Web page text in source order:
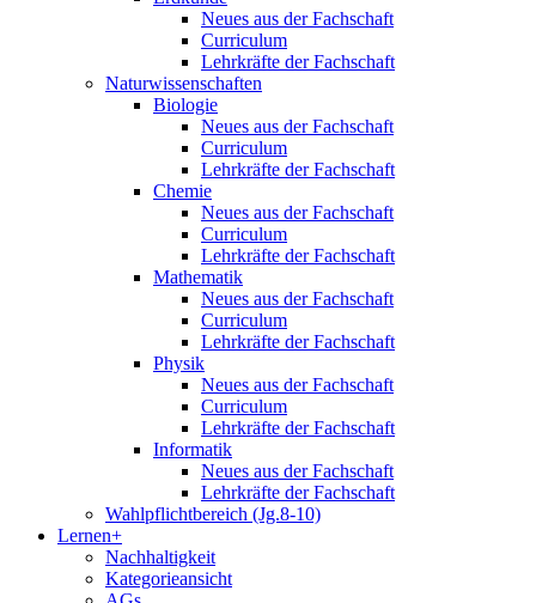
Neues aus der Fachschaft
Curriculum
Lehrkräfte der Fachschaft
Naturwissenschaften
Biologie
Neues aus der Fachschaft
Curriculum
Lehrkräfte der Fachschaft
Chemie
Neues aus der Fachschaft
Curriculum
Lehrkräfte der Fachschaft
Mathematik
Neues aus der Fachschaft
Curriculum
Lehrkräfte der Fachschaft
Physik
Neues aus der Fachschaft
Curriculum
Lehrkräfte der Fachschaft
Informatik
Neues aus der Fachschaft
Lehrkräfte der Fachschaft
Wahlpflichtbereich (Jg.8-10)
Lernen+
Nachhaltigkeit
Kategorieansicht